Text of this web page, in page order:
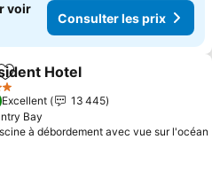
voir
Consulter les prix
Ajouter à mes favoris
Hotel
Excellent
13 445
Bay
à débordement avec vue sur l'océan